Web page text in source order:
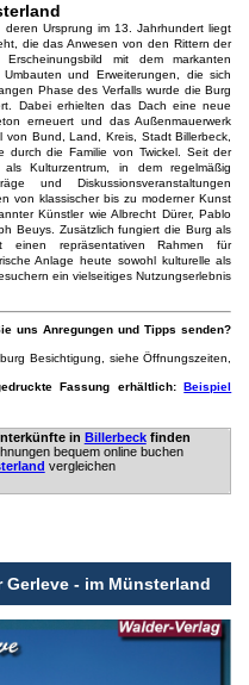
Ursprung im 13. Jahrhundert liegt
die das Anwesen von den Rittern der
mit dem markanten
und Erweiterungen, die sich
Phase des Verfalls wurde die Burg
Dabei erhielten das Dach eine neue
erneuert und das Außenmauerwerk
von Bund, Land, Kreis, Stadt Billerbeck,
durch die Familie von Twickel. Seit der
Kulturzentrum, in dem regelmäßig
und Diskussionsveranstaltungen
von klassischer bis zu moderner Kunst
Künstler wie Albrecht Dürer, Pablo
Beuys. Zusätzlich fungiert die Burg als
einen repräsentativen Rahmen für
Anlage heute sowohl kulturelle als
ein vielseitiges Nutzungserlebnis
uns Anregungen und Tipps senden?
Besichtigung, siehe Öffnungszeiten,
Fassung erhältlich:Beispiel
in Billerbeckfinden
bequem online buchen
vergleichen
- im Münsterland